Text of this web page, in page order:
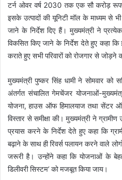
टर्न ओवर वर्ष 2030 तक एक सौ करोड़
इसके उत्पादों की यूनिटी मॉल के माध्यम से
जाने के निर्देश दिए हैं। मुख्यमंत्री ने
विकसित किए जाने के निर्देश देते हुए कहा
कराते हुए सभी परिवारों को रोजगार से जोड़ने
मुख्यमंत्री पुष्कर सिंह धामी ने सोमवार को
अंतर्गत संचालित गेमचेंजर योजनाओं-
योजना, हाउस ऑफ हिमालयाज तथा सेंटर
विस्तार से समीक्षा की। मुख्यमंत्री ने ग्रामीण
प्रयास करने के निर्देश देते हुए कहा कि
बढ़ाने के साथ ही रिवर्स पलायन करने वाले
जरूरी है। उन्होंने कहा कि योजनाओं के
डिलीवरी सिस्टम‘ को मजबूत किया जाय।